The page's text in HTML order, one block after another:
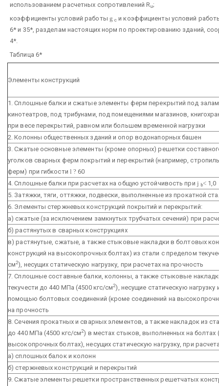
использованием расчетных сопротивлений Ru;
коэффициенты условий работы g c и коэффициенты условий
6* и 35*, разделам настоящих норм по проектированию зданий,
4*.
Таблица 6*
Элементы конструкций
1. Сплошные балки и сжатые элементы ферм перекрытий под
кинотеатров, под трибунами, под помещениями магазинов,
при весе перекрытий, равном или большем временной нагрузки
2. Колонны общественных зданий и опор водонапорных башен
3. Сжатые основные элементы (кроме опорных) решетки
уголков сварных ферм покрытий и перекрытий (например,
ферм) при гибкости l ? 60
4. Сплошные балки при расчетах на общую устойчивость при j b< 1,0
5. Затяжки, тяги, оттяжки, подвески, выполненные из прокатной
6. Элементы стержневых конструкций покрытий и перекрытий:
а) сжатые (за исключением замкнутых трубчатых сечений) при
б) растянутых в сварных конструкциях
в) растянутые, сжатые, а также стыковые накладки в болтовых
конструкций на высокопрочных болтах) из стали с пределом
см2), несущих статическую нагрузку, при расчетах на прочность
7. Сплошные составные балки, колонны, а также стыковые
текучести до 440 МПа (4500 кгс/см2), несущие статическую
помощью болтовых соединений (кроме соединений на
на прочность
8. Сечения прокатных и сварных элементов, а также накладок из
до 440 МПа (4500 кгс/см2) в местах стыков, выполненных на болтах
высокопрочных болтах), несущих статическую нагрузку, при
а) сплошных балок и колонн
б) стержневых конструкций и перекрытий
9. Сжатые элементы решетки пространственных решетчатых